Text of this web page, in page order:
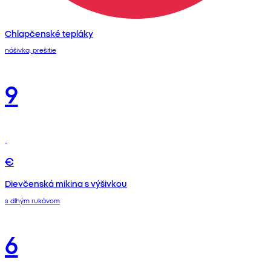
Chlapčenské tepláky
nášivka, prešitie
9
€
Dievčenská mikina s výšivkou
s dlhým rukávom
6